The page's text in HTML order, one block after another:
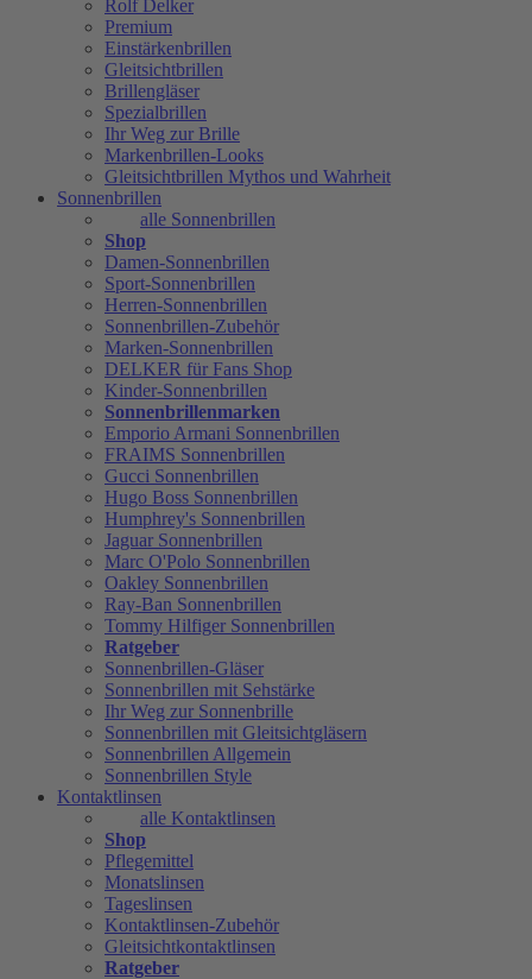
Rolf Delker
Premium
Einstärkenbrillen
Gleitsichtbrillen
Brillengläser
Spezialbrillen
Ihr Weg zur Brille
Markenbrillen-Looks
Gleitsichtbrillen Mythos und Wahrheit
Sonnenbrillen
alle Sonnenbrillen
Shop
Damen-Sonnenbrillen
Sport-Sonnenbrillen
Herren-Sonnenbrillen
Sonnenbrillen-Zubehör
Marken-Sonnenbrillen
DELKER für Fans Shop
Kinder-Sonnenbrillen
Sonnenbrillenmarken
Emporio Armani Sonnenbrillen
FRAIMS Sonnenbrillen
Gucci Sonnenbrillen
Hugo Boss Sonnenbrillen
Humphrey's Sonnenbrillen
Jaguar Sonnenbrillen
Marc O'Polo Sonnenbrillen
Oakley Sonnenbrillen
Ray-Ban Sonnenbrillen
Tommy Hilfiger Sonnenbrillen
Ratgeber
Sonnenbrillen-Gläser
Sonnenbrillen mit Sehstärke
Ihr Weg zur Sonnenbrille
Sonnenbrillen mit Gleitsichtgläsern
Sonnenbrillen Allgemein
Sonnenbrillen Style
Kontaktlinsen
alle Kontaktlinsen
Shop
Pflegemittel
Monatslinsen
Tageslinsen
Kontaktlinsen-Zubehör
Gleitsichtkontaktlinsen
Ratgeber